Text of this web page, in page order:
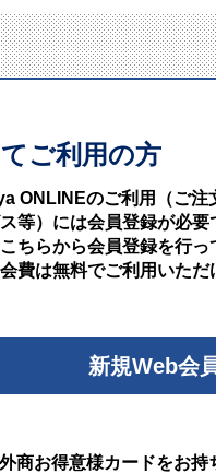
ご利用の方
ONLINEのご利用（ご注
等）には会員登録が必
ちらから会員登録を行
費は無料でご利用いただ
新規Web会
商お得意様カードをお持